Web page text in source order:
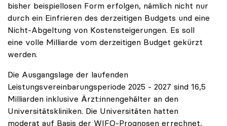
bisher beispiellosen Form erfolgen, nämlich nicht nur
durch ein Einfrieren des derzeitigen Budgets und eine
Nicht-Abgeltung von Kostensteigerungen. Es soll
eine volle Milliarde vom derzeitigen Budget gekürzt
werden.
Die Ausgangslage der laufenden
Leistungsvereinbarungsperiode 2025 - 2027 sind 16,5
Milliarden inklusive Ärzt:innengehälter an den
Universitätskliniken. Die Universitäten hatten
moderat auf Basis der WIFO-Prognosen errechnet,